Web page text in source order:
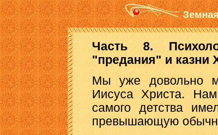
Часть 8.
"предания" и казни
Мы уже довольно
Иисуса Христа.
самого детства
превышающую